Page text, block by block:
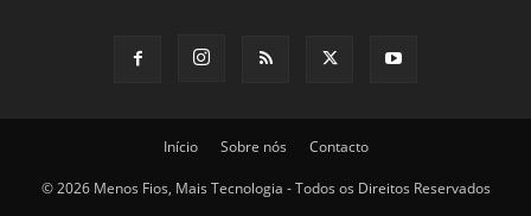
Início Sobre nós Contacto
© 2026 Menos Fios, Mais Tecnologia - Todos os Direitos Reservados